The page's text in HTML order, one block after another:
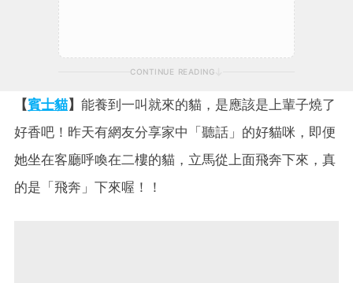
CONTINUE READING
【賓士貓】 能養到一叫就來的貓，是應該是上輩子燒了
好香吧！昨天有網友分享家中「聽話」的好貓咪，即便
她坐在客廳呼喚在二樓的貓，立馬從上面飛奔下來，真
的是「飛奔」下來喔！！